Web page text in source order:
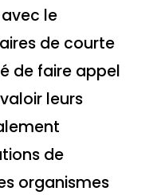
le
de courte
de faire appel
leurs
de
organismes